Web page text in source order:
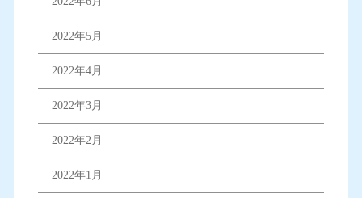
2022年5月
2022年4月
2022年3月
2022年2月
2022年1月